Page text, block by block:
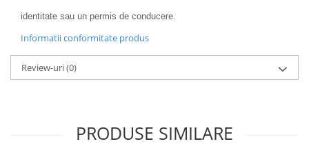
identitate sau un permis de conducere.
Informatii conformitate produs
Review-uri(0)
PRODUSE SIMILARE